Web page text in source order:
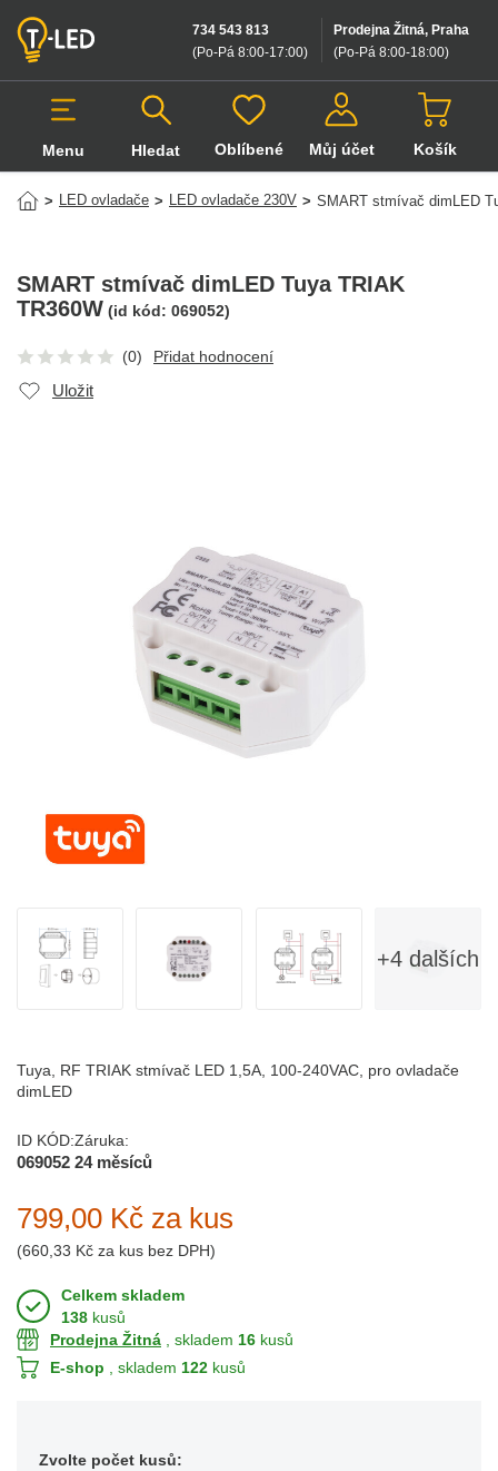
Prodejna Žitná, Praha
(Po-Pá 8:00-18:00)
734 543 813
(Po-Pá 8:00-17:00)
Menu Hledat
Hledat v produktech
Oblíbené Můj účet Košík
> LED ovladače > LED ovladače 230V > SMART stmívač dimLED
+4 dalších
SMART stmívač dimLED Tuya TRIAK
TR360W (id kód: 069052)
(0) Přidat hodnocení
Uložit
Tuya, RF TRIAK stmívač LED 1,5A, 100-240VAC, pro ovladače
dimLED
ID KÓD:
069052
Záruka:
24 měsíců
799,00 Kč za kus
(660,33 Kč za kus bez DPH)
Celkem skladem
138 kusů
Prodejna Žitná , skladem 16 kusů
E-shop , skladem 122 kusů
Zvolte počet kusů: